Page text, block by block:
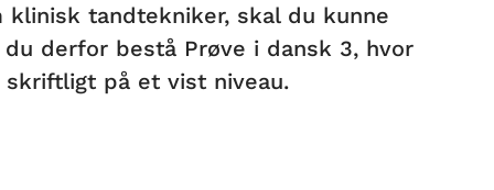
tandtekniker, skal du kunne
derfor bestå Prøve i dansk 3, hvor
på et vist niveau.